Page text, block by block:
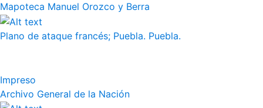
Mapoteca Manuel Orozco y Berra
Plano de ataque francés; Puebla. Puebla.
Impreso
Archivo General de la Nación